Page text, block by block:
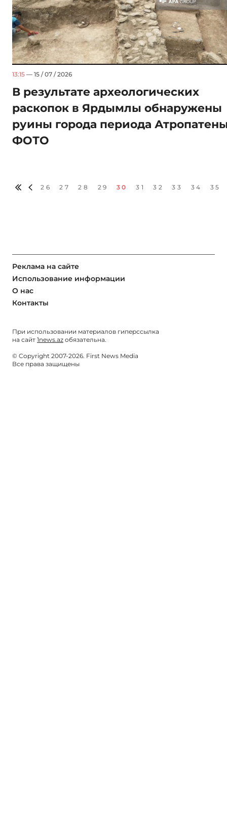
13:15 — 15 / 07 / 2026
В результате археологических
раскопок в Ярдымлы обнаружены
руины города периода
ФОТО
26 27 28 29 30 31 32 33 34 35
Реклама на сайте
Использование информации
О нас
Контакты
При использовании материалов гиперссылка
на сайт 1news.az обязательна.
© Copyright 2007-2026. First News Media
Все права защищены